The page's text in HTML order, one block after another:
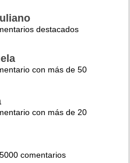
destacados
con más de 50
con más de 20
comentarios